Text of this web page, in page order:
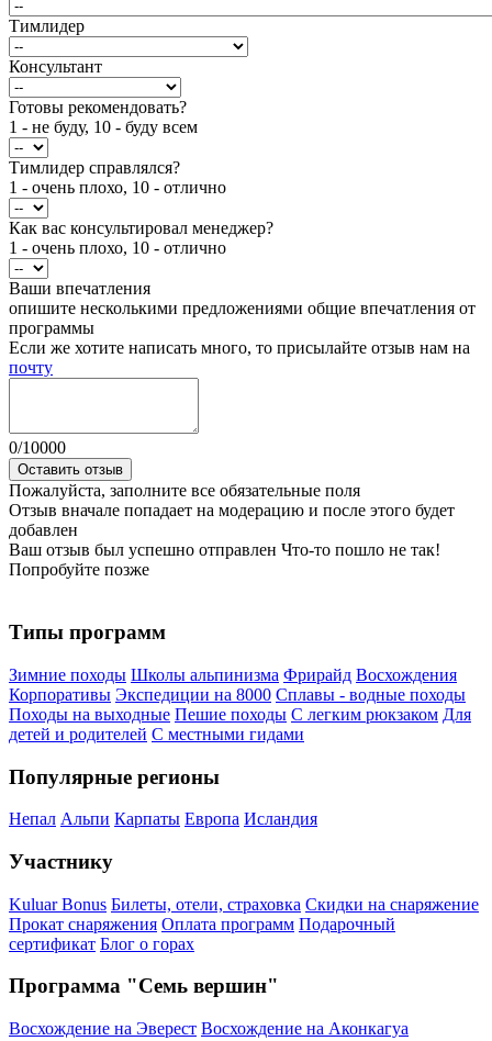
Тимлидер
Консультант
Готовы рекомендовать?
1 - не буду, 10 - буду всем
Тимлидер справлялся?
1 - очень плохо, 10 - отлично
Как вас консультировал менеджер?
1 - очень плохо, 10 - отлично
Ваши впечатления
опишите несколькими предложениями общие впечатления от
программы
Если же хотите написать много, то присылайте отзыв нам на
почту
0/10000
Оставить отзыв
Пожалуйста, заполните все обязательные поля
Отзыв вначале попадает на модерацию и после этого будет
добавлен
Ваш отзыв был успешно отправлен Что-то пошло не так!
Попробуйте позже
Типы программ
Зимние походы Школы альпинизма Фрирайд Восхождения
Корпоративы Экспедиции на 8000 Сплавы - водные походы
Походы на выходные Пешие походы С легким рюкзаком Для
детей и родителей С местными гидами
Популярные регионы
Непал Альпи Карпаты Европа Исландия
Участнику
Kuluar Bonus Билеты, отели, страховка Скидки на снаряжение
Прокат снаряжения Оплата программ Подарочный
сертификат Блог о горах
Программа "Семь вершин"
Восхождение на Эверест Восхождение на Аконкагуа